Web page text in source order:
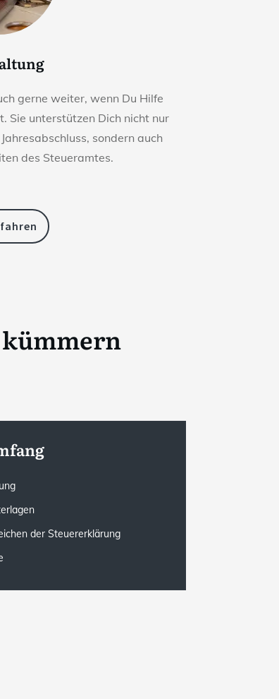
gerne weiter, wenn Du Hilfe
Sie unterstützen Dich nicht nur
sondern auch
des Steueramtes.
kümmern
der Steuererklärung